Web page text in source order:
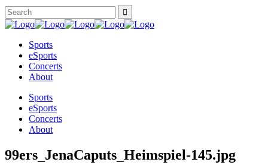
Sports
eSports
Concerts
About
Sports
eSports
Concerts
About
99ers_JenaCaputs_Heimspiel-145.jpg